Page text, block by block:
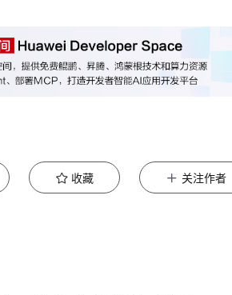
收藏 关注作者